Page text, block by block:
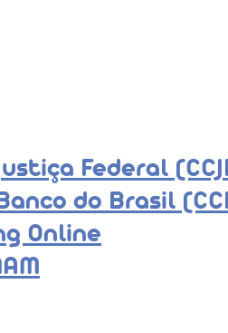
Federal
do Brasil
Online